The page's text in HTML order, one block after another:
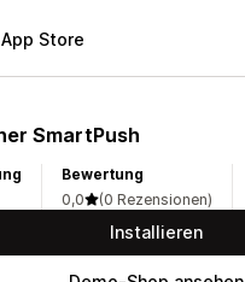
Store
SmartPush
Bewertung
0,0
(0 Rezensionen)
Installieren